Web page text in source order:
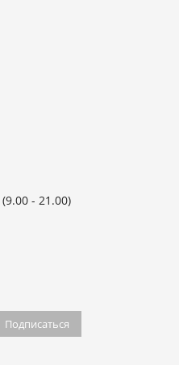
- 21.00)
Подписаться